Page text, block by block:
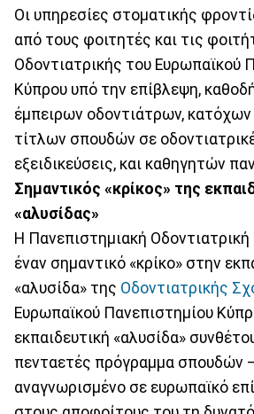
Οι υπηρεσίες στοματικής
από τους φοιτητές και τις
Οδοντιατρικής του Ευρωπαϊκού
Κύπρου υπό την επίβλεψη,
έμπειρων οδοντιάτρων,
τίτλων σπουδών σε
εξειδικεύσεις, και καθηγητών
Σημαντικός «κρίκος» της
«αλυσίδας»
Η Πανεπιστημιακή Οδοντιατρική
έναν σημαντικό «κρίκο» στην
«αλυσίδα» της Οδοντιατρικής
Ευρωπαϊκού Πανεπιστημίου
εκπαιδευτική «αλυσίδα»
πενταετές πρόγραμμα σπουδών –
αναγνωρισμένο σε ευρωπαϊκό